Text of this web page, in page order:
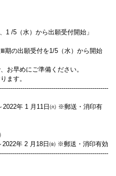
1 /5（水）から出願受付開始」
期の出願受付を1/5（水）から開始
お早めにご準備ください。
ます。
2022年 1 月11日㈫ ※郵送・消印有
2022年 2 月18日㈮ ※郵送・消印有効